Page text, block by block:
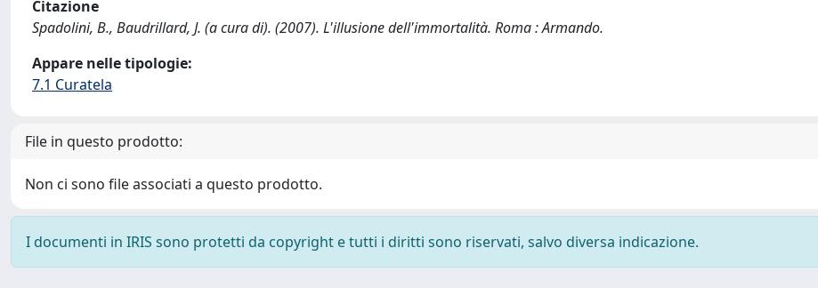
Citazione
Spadolini, B., Baudrillard, J. (a cura di). (2007). L'illusione dell'immortalità. Roma : Armando.
Appare nelle tipologie:
7.1 Curatela
File in questo prodotto:
Non ci sono file associati a questo prodotto.
I documenti in IRIS sono protetti da copyright e tutti i diritti sono riservati, salvo diversa indicazione.